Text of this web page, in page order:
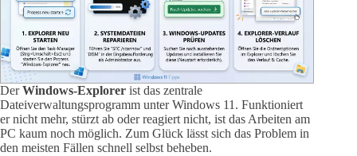
DerWindows-Explorer ist das zentrale
Dateiverwaltungsprogramm unter Windows 11. Funktioniert
er nicht mehr, stürzt ab oder reagiert nicht, ist das Arbeiten am
PC kaum noch möglich. Zum Glück lässt sich das Problem in
den meisten Fällen schnell selbst beheben.